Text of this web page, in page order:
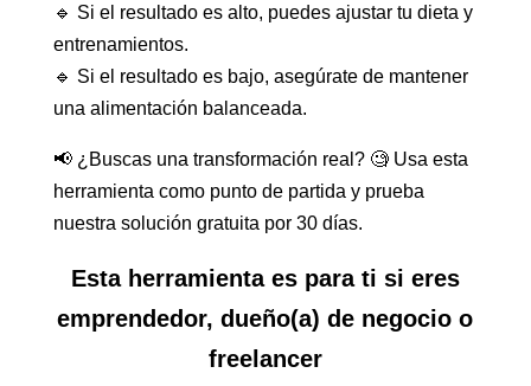
🔹 Si el resultado es alto, puedes ajustar tu dieta y
entrenamientos.
🔹 Si el resultado es bajo, asegúrate de mantener
una alimentación balanceada.
📢 ¿Buscas una transformación real? 🧐 Usa esta
herramienta como punto de partida y prueba
nuestra solución gratuita por 30 días.
Esta herramienta es para ti si eres
emprendedor, dueño(a) de negocio o
freelancer